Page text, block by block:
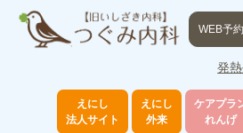
WEB予約
発
えにし
法人サイト
えにし
外来
ケアプラ
れんげ